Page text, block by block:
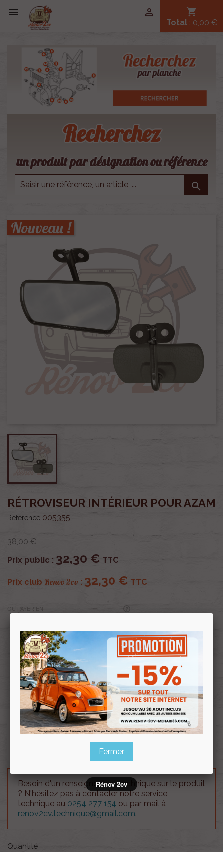
 shopping_cart
Total : 0,00 €

Recherchez
un produit par désignation ou référence

Nouveau !
RÉTROVISEUR INTÉRIEUR POUR AZAM
Référence 005355
38,00 €
Prix public : 32,30 € TTC
Prix club Renov 2cv : 32,30 € TTC
OU PAYER EN
Profitez de prix remisés
avec la Carte clubRenov 2cv
Souscrire
au clubRenov 2cv
Rétroviseur intérieur pour 2CV AZAM.
Conforme au modèle d’origine pour restauration
Besoin d'un renseignement technique sur le produit
? N'hésitez pas à contacter notre service
technique au 0254 277 154 ou par mail à
renov2cv.technique@gmail.com.
Quantité
Fermer
Rénov 2cv